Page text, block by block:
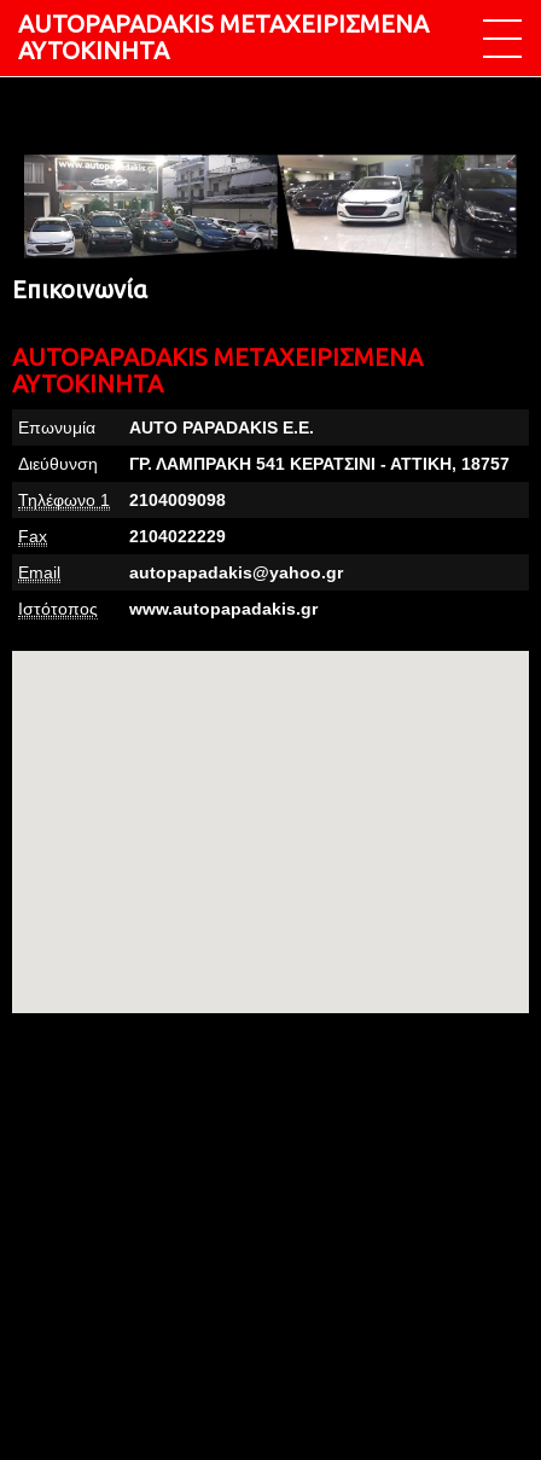
ΑUTOPAPADAKIS ΜΕΤΑΧΕΙΡΙΣΜΕΝΑ
ΑΥΤΟΚΙΝΗΤΑ
Επικοινωνία
ΑUTOPAPADAKIS ΜΕΤΑΧΕΙΡΙΣΜΕΝΑ
ΑΥΤΟΚΙΝΗΤΑ
Επωνυμία
AUTO PAPADAKIS Ε.E.
Διεύθυνση
ΓΡ. ΛΑΜΠΡΑΚΗ 541 ΚΕΡΑΤΣΙΝΙ - ΑΤΤΙΚΗ, 18757
Τηλέφωνο 1
2104009098
Fax
2104022229
Email
autopapadakis@yahoo.gr
Ιστότοπος
www.autopapadakis.gr